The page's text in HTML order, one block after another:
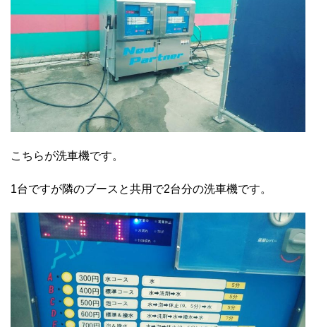
こちらが洗車機です。
1台ですが隣のブースと共用で2台分の洗車機です。